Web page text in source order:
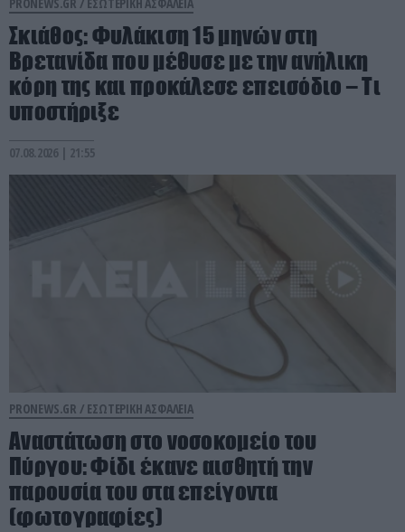
Σκιάθος: Φυλάκιση 15 μηνών στη
Βρετανίδα που μέθυσε με την ανήλικη
κόρη της και προκάλεσε επεισόδιο – Τι
υποστήριξε
07.08.2026 | 21:55
PRONEWS.GR / ΕΣΩΤΕΡΙΚΗ ΑΣΦΑΛΕΙΑ
Αναστάτωση στο νοσοκομείο του
Πύργου: Φίδι έκανε αισθητή την
παρουσία του στα επείγοντα
(φωτογραφίες)